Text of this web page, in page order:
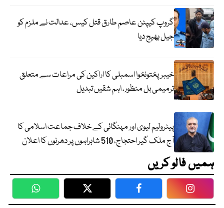
گروپ کیپٹن عاصم طارق قتل کیس، عدالت نے ملزم کو
جیل بھیج دیا
خیبرپختونخوا اسمبلی کا اراکین کی مراعات سے متعلق
ترمیمی بل منظور، اہم شقیں تبدیل
پیٹرولیم لیوی اور مہنگائی کے خلاف جماعت اسلامی کا
آج ملک گیر احتجاج، 510 شاہراہوں پر دھرنوں کا اعلان
ہمیں فالو کریں
WhatsApp Twitter Facebook